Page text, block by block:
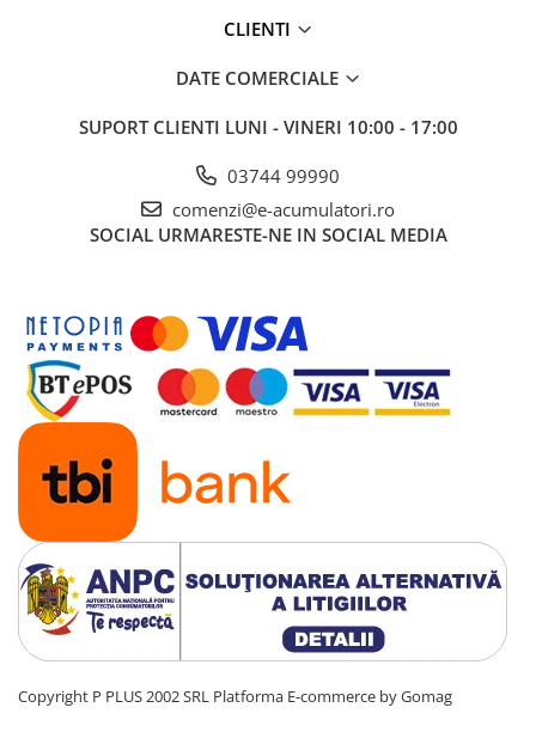
Lumina (Becuri si Lanterne)
cabluri USB, prelungitoare USB
Cablu de date si Adaptoare
Invertoare
Sisteme de prindere
Statii de incarcare EV
OUTLET
Pompe de caldura
CLIENTI
DATE COMERCIALE
SUPORT CLIENTI LUNI - VINERI 10:00 - 17:00
03744 99990
comenzi@e-acumulatori.ro
SOCIAL URMARESTE-NE IN SOCIAL MEDIA
Copyright P PLUS 2002 SRL Platforma E-commerce by Gomag